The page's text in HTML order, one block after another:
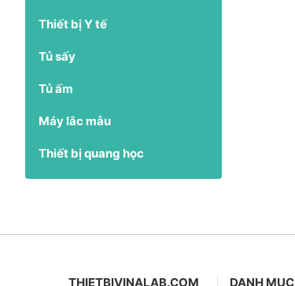
Thiết bị Y tế
Tủ sấy
Tủ ấm
Máy lắc mẫu
Thiết bị quang học
THIETBIVINALAB.COM DANH